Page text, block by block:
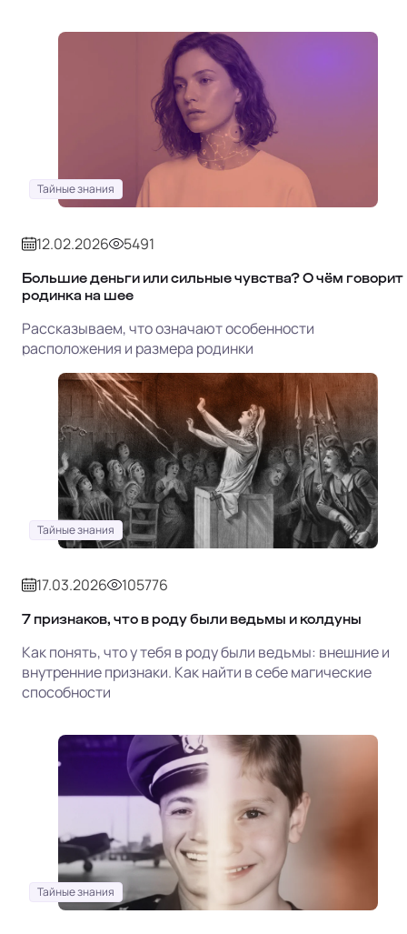
Тайные знания
12.02.2026 5491
Большие деньги или сильные чувства? О чём говорит
родинка на шее
Рассказываем, что означают особенности
расположения и размера родинки
Тайные знания
17.03.2026 105776
7 признаков, что в роду были ведьмы и колдуны
Как понять, что у тебя в роду были ведьмы: внешние и
внутренние признаки. Как найти в себе магические
способности
Тайные знания